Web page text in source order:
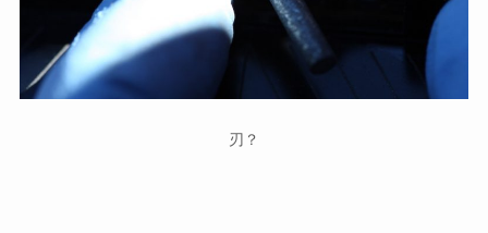
刃？